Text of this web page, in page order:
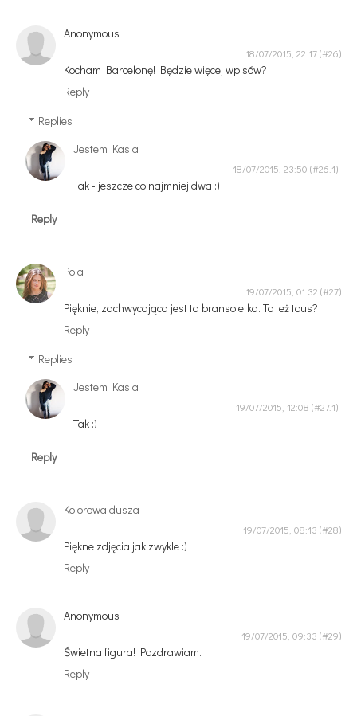
Anonymous
18/07/2015, 22:17
Kocham Barcelonę! Będzie więcej wpisów?
Reply
Replies
Jestem Kasia
18/07/2015, 23:50
Tak - jeszcze co najmniej dwa :)
Reply
Pola
19/07/2015, 01:32
Pięknie, zachwycająca jest ta bransoletka. To też tous?
Reply
Replies
Jestem Kasia
19/07/2015, 12:08
Tak :)
Reply
Kolorowa dusza
19/07/2015, 08:13
Piękne zdjęcia jak zwykle :)
Reply
Anonymous
19/07/2015, 09:33
Świetna figura! Pozdrawiam.
Reply